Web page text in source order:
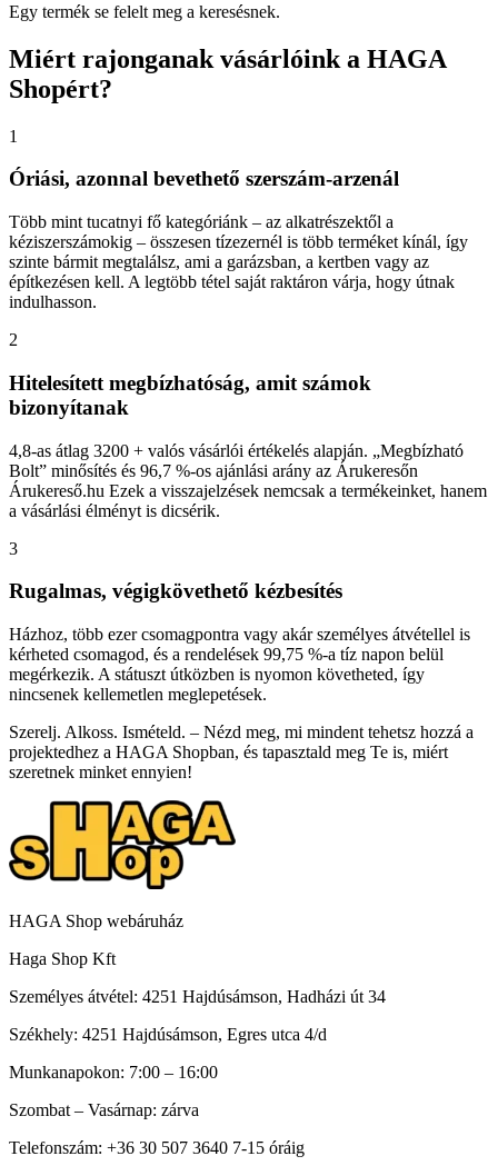
Egy termék se felelt meg a keresésnek.
Miért rajonganak vásárlóink a HAGA
Shopért?
1
Óriási, azonnal bevethető szerszám-arzenál
Több mint tucatnyi fő kategóriánk – az alkatrészektől a
kéziszerszámokig – összesen tízezernél is több terméket kínál, így
szinte bármit megtalálsz, ami a garázsban, a kertben vagy az
építkezésen kell. A legtöbb tétel saját raktáron várja, hogy útnak
indulhasson.
2
Hitelesített megbízhatóság, amit számok
bizonyítanak
4,8-as átlag 3200 + valós vásárlói értékelés alapján. „Megbízható
Bolt” minősítés és 96,7 %-os ajánlási arány az Árukeresőn
Árukereső.hu Ezek a visszajelzések nemcsak a termékeinket, hanem
a vásárlási élményt is dicsérik.
3
Rugalmas, végigkövethető kézbesítés
Házhoz, több ezer csomagpontra vagy akár személyes átvétellel is
kérheted csomagod, és a rendelések 99,75 %-a tíz napon belül
megérkezik. A státuszt útközben is nyomon követheted, így
nincsenek kellemetlen meglepetések.
Szerelj. Alkoss. Ismételd. – Nézd meg, mi mindent tehetsz hozzá a
projektedhez a HAGA Shopban, és tapasztald meg Te is, miért
szeretnek minket ennyien!
HAGA Shop webáruház
Haga Shop Kft
Személyes átvétel: 4251 Hajdúsámson, Hadházi út 34
Székhely: 4251 Hajdúsámson, Egres utca 4/d
Munkanapokon: 7:00 – 16:00
Szombat – Vasárnap: zárva
Telefonszám: +36 30 507 3640 7-15 óráig